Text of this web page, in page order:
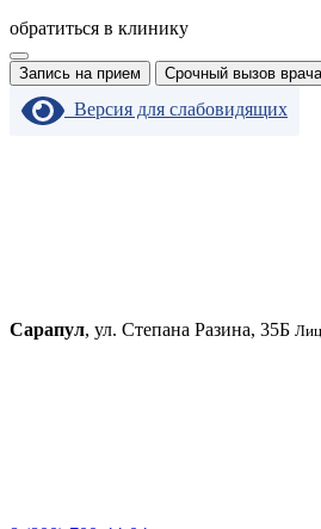
обратиться в клинику
Запись на прием Срочный вызов врача
Версия для слабовидящих
Сарапул, ул. Степана Разина, 35Б